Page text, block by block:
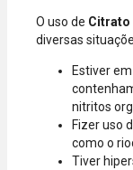
O uso de Citrato
diversas
Estiver
nitritos
Fizer uso
como o
Tiver